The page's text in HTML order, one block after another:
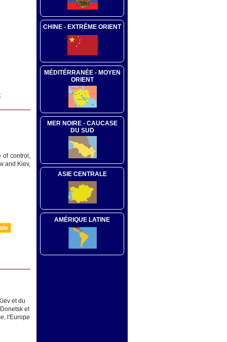
of control,
and Kiev,
et du
et
l'Europe
CHINE - EXTRÊME ORIENT
MÉDITÉRRANÉE - MOYEN
ORIENT
MER NOIRE - CAUCASE
DU SUD
ASIE CENTRALE
AMÉRIQUE LATINE